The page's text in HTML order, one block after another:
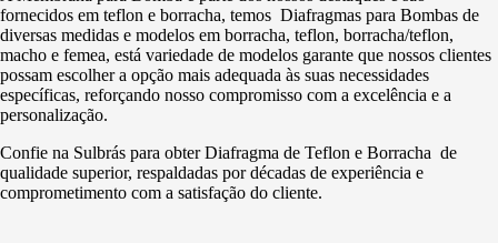
fornecidos em teflon e borracha, temos Diafragmas para Bombas de
diversas medidas e modelos em borracha, teflon, borracha/teflon,
macho e femea, está variedade de modelos garante que nossos clientes
possam escolher a opção mais adequada às suas necessidades
específicas, reforçando nosso compromisso com a excelência e a
personalização.
Confie na Sulbrás para obter Diafragma de Teflon e Borracha de
qualidade superior, respaldadas por décadas de experiência e
comprometimento com a satisfação do cliente.